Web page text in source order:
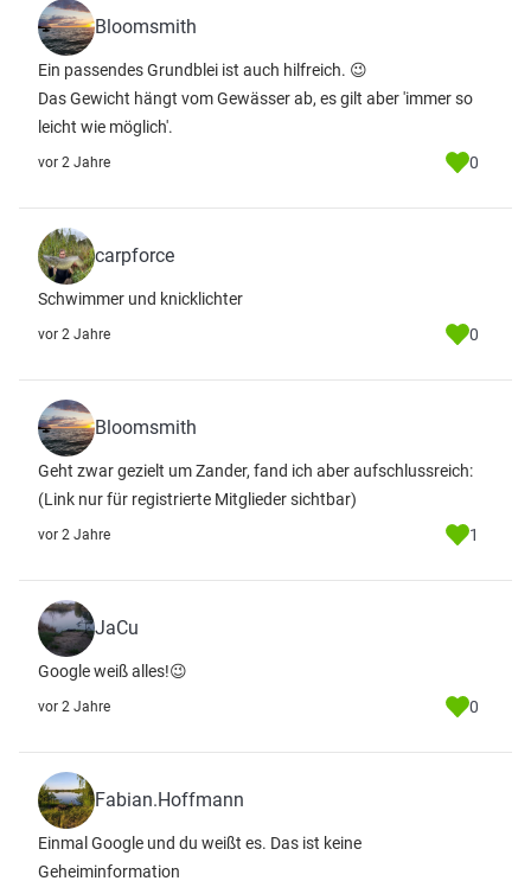
Bloomsmith
Ein passendes Grundblei ist auch hilfreich. 😉
Das Gewicht hängt vom Gewässer ab, es gilt aber 'immer so
leicht wie möglich'.
vor 2 Jahre 0
carpforce
Schwimmer und knicklichter
vor 2 Jahre 0
Bloomsmith
Geht zwar gezielt um Zander, fand ich aber aufschlussreich:
(Link nur für registrierte Mitglieder sichtbar)
vor 2 Jahre 1
JaCu
Google weiß alles!😉
vor 2 Jahre 0
Fabian.Hoffmann
Einmal Google und du weißt es. Das ist keine
Geheiminformation